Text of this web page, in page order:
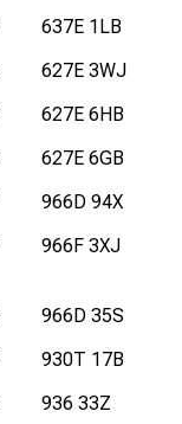
637E 1LB
627E 3WJ
627E 6HB
627E 6GB
966D 94X
966F 3XJ
966D 35S
930T 17B
936 33Z